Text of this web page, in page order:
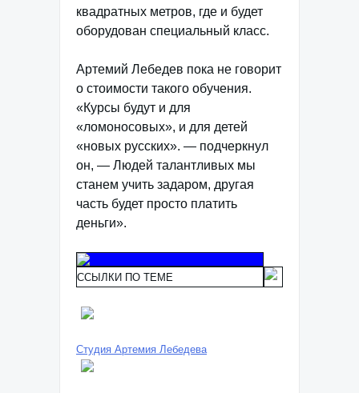
квадратных метров, где и будет
оборудован специальный класс.
Артемий Лебедев пока не говорит
о стоимости такого обучения.
«Курсы будут и для
«ломоносовых», и для детей
«новых русских». — подчеркнул
он, — Людей талантливых мы
станем учить задаром, другая
часть будет просто платить
деньги».
ССЫЛКИ ПО ТЕМЕ
Студия Артемия Лебедева